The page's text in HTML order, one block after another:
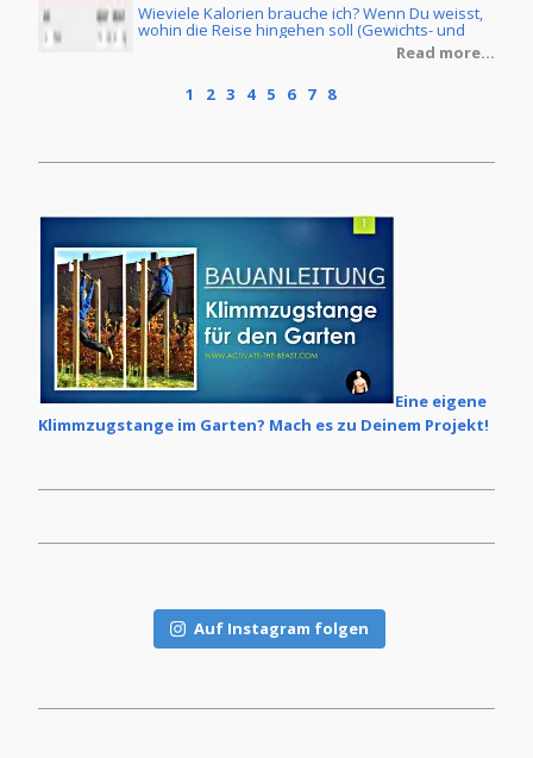
Wieviele Kalorien brauche ich? Wenn Du weisst,
wohin die Reise hingehen soll (Gewichts- und
Körperfettreduzierung oder Masseaufbau) und
Du ebenfalls die Ernährungsform Deiner Wahl
Frage, wie Du denn Dein individuelles
Read more...
1 2 3 4 5 6 7 8
Eine eigene
Klimmzugstange im Garten? Mach es zu Deinem Projekt!
Auf Instagram folgen